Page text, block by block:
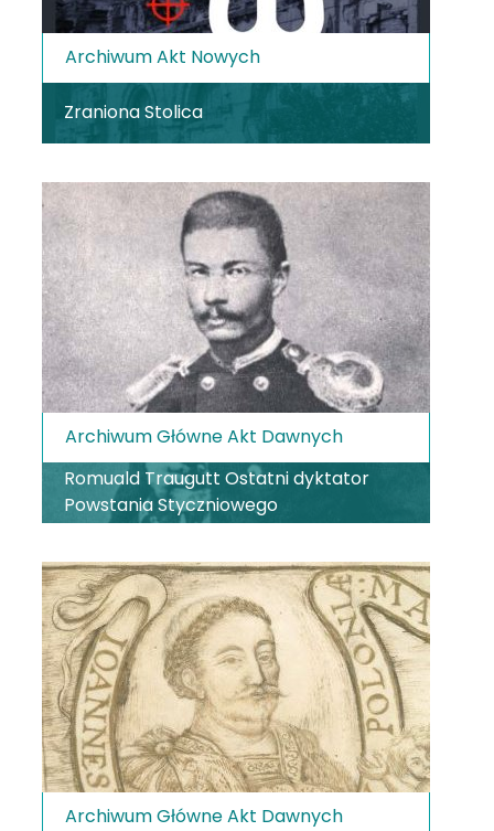
Archiwum Akt Nowych
Zraniona Stolica
Archiwum Główne Akt Dawnych
Romuald Traugutt Ostatni dyktator
Powstania Styczniowego
Archiwum Główne Akt Dawnych